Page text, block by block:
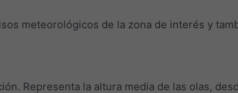
meteorológicos de la zona de interés y
Representa la altura media de las olas,